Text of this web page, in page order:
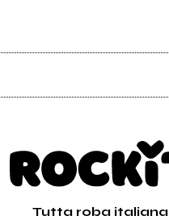
Tutta roba italiana